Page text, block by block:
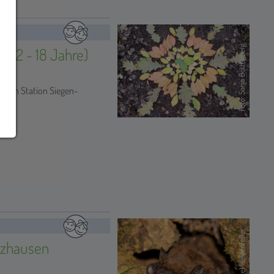
- 18 Jahre)
Station Siegen-
Foto: Sonja Bottenberg